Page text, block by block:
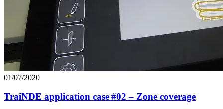
01/07/2020
TraiNDE application case #02 – Zone coverage